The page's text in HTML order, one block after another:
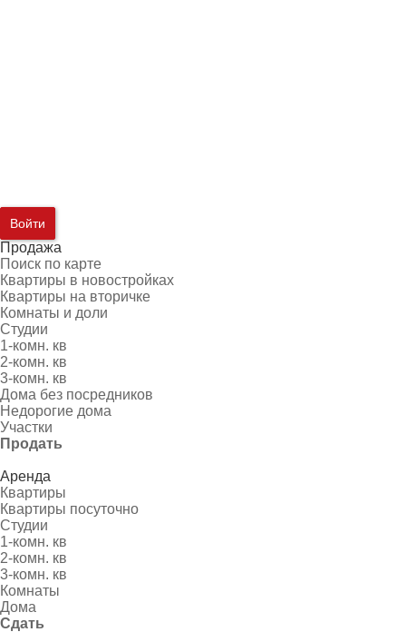
Войти
Продажа
Поиск по карте
Квартиры в новостройках
Квартиры на вторичке
Комнаты и доли
Студии
1-комн. кв
2-комн. кв
3-комн. кв
Дома без посредников
Недорогие дома
Участки
Продать
Аренда
Квартиры
Квартиры посуточно
Студии
1-комн. кв
2-комн. кв
3-комн. кв
Комнаты
Дома
Сдать